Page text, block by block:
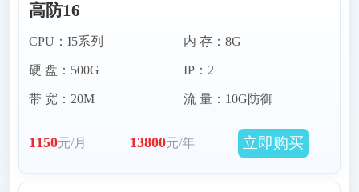
高防16
CPU：I5系列
硬 盘：500G
带 宽：20M
内 存：8G
IP：2
流 量：10G防御
1150元/月 13800元/年 立即购买